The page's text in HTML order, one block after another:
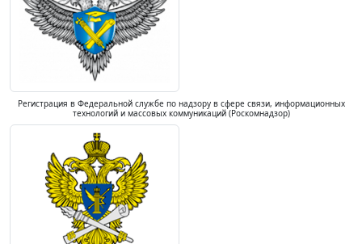
Регистрация в Федеральной службе по надзору в сфере связи, информационных
технологий и массовых коммуникаций (Роскомнадзор)